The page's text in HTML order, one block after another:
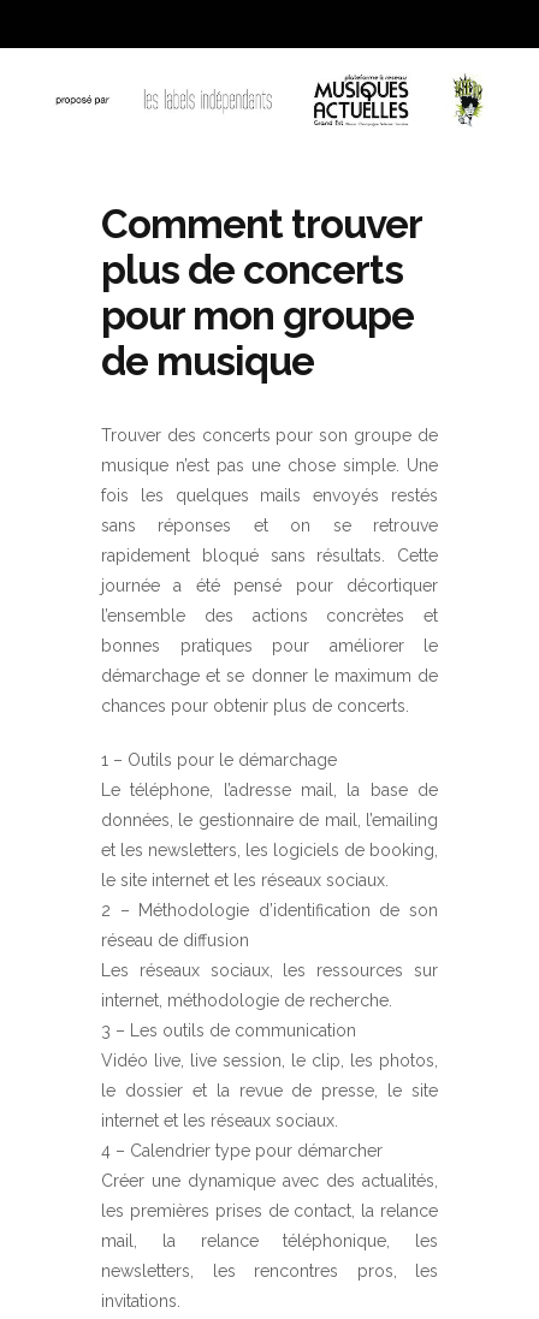
Comment trouver
plus de concerts
pour mon groupe
de musique
Trouver des concerts pour son groupe de
musique n’est pas une chose simple. Une
fois les quelques mails envoyés restés
sans réponses et on se retrouve
rapidement bloqué sans résultats. Cette
journée a été pensé pour décortiquer
l’ensemble des actions concrètes et
bonnes pratiques pour améliorer le
démarchage et se donner le maximum de
chances pour obtenir plus de concerts.
1 – Outils pour le démarchage
Le téléphone, l’adresse mail, la base de
données, le gestionnaire de mail, l’emailing
et les newsletters, les logiciels de booking,
le site internet et les réseaux sociaux.
2 – Méthodologie d’identification de son
réseau de diffusion
Les réseaux sociaux, les ressources sur
internet, méthodologie de recherche.
3 – Les outils de communication
Vidéo live, live session, le clip, les photos,
le dossier et la revue de presse, le site
internet et les réseaux sociaux.
4 – Calendrier type pour démarcher
Créer une dynamique avec des actualités,
les premières prises de contact, la relance
mail, la relance téléphonique, les
newsletters, les rencontres pros, les
invitations.